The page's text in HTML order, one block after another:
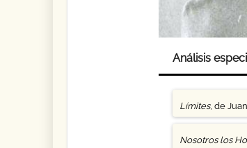
Análisis
Límites, de
Nosotros los